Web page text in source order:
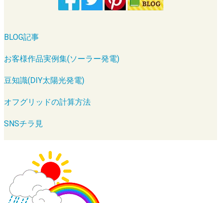
BLOG記事
お客様作品実例集(ソーラー発電)
豆知識(DIY太陽光発電)
オフグリッドの計算方法
SNSチラ見